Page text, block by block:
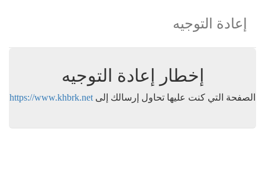
إعادة التوجيه
إخطار إعادة التوجيه
الصفحة التي كنت عليها تحاول إرسالك إلى https://www.khbrk.net